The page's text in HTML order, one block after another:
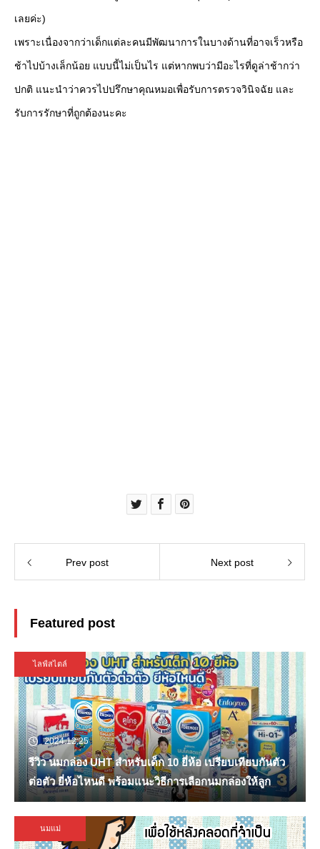
เลยค่ะ)
เพราะเนื่องจากว่าเด็กแต่ละคนมีพัฒนาการในบางด้านที่อาจเร็วหรือ
ช้าไปบ้างเล็กน้อย แบบนี้ไม่เป็นไร แต่หากพบว่ามีอะไรที่ดูล่าช้ากว่า
ปกติ แนะนำว่าควรไปปรึกษาคุณหมอเพื่อรับการตรวจวินิจฉัย และ
รับการรักษาที่ถูกต้องนะคะ
Prev post Next post
Featured post
ไลฟ์สไตล์
2024.12.25
รีวิว นมกล่อง UHT สำหรับเด็ก 10 ยี่ห้อ เปรียบเทียบกันตัว
ต่อตัว ยี่ห้อไหนดี พร้อมแนะวิธีการเลือกนมกล่องให้ลูก
นมแม่